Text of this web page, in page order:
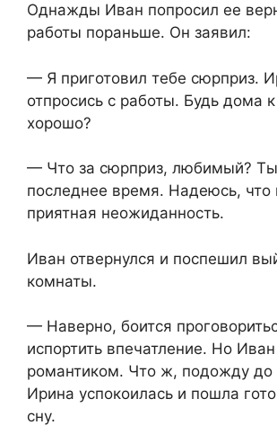
​Однажды Иван попросил ее
работы пораньше. Он заявил:​
​— Я приготовил тебе сюрприз.
отпросись с работы. Будь дома
хорошо?​
​— Что за сюрприз, любимый?
последнее время. Надеюсь,
приятная неожиданность.​
​Иван отвернулся и поспешил
комнаты.​
​— Наверно, боится
испортить впечатление. Но
романтиком. Что ж, подожду
Ирина успокоилась и пошла
сну.​